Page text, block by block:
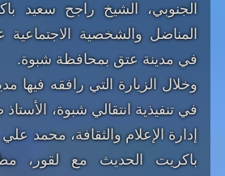
الجنوبي، الشيخ راجح سعيد
المناضل والشخصية الاجتماعية
في مدينة عتق بمحافظة شبوة.
وخلال الزيارة التي رافقه فيها
في تنفيذية انتقالي شبوة، الأستاذ
إدارة الإعلام والثقافة، محمد
باكريت الحديث مع لقور،